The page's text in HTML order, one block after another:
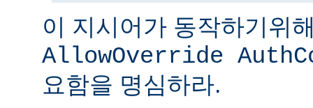
이 지시어가 동작하기위
AllowOverride
요함을 명심하라.